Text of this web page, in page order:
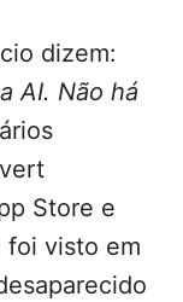
dizem:
AI. Não há
Store e
foi visto em